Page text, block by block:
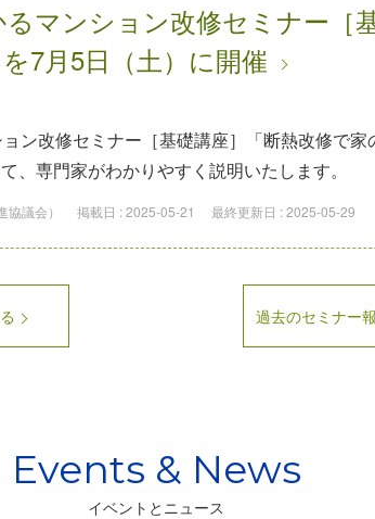
マンション改修セミナー［
7月5日（土）に開催
ン改修セミナー［基礎講座］「断熱改修で
、専門家がわかりやすく説明いたします。
議会） 掲載日 :2025-05-21 最終更新日 :2025-05-29
過去のセミナー
イベントとニュース